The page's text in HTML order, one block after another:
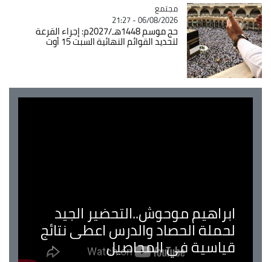
Catégorie
مجتمع
06/08/2026 - 21:27
حج موسم 1448هـ/2027م: إجراء القرعة
لتحديد القوائم النهائية السبت 15 أوت
ابراهيم موحوش..التحضير الجيد
لحملة الحصاد والدرس اعطى نتائج
قياسية في المحاصيل